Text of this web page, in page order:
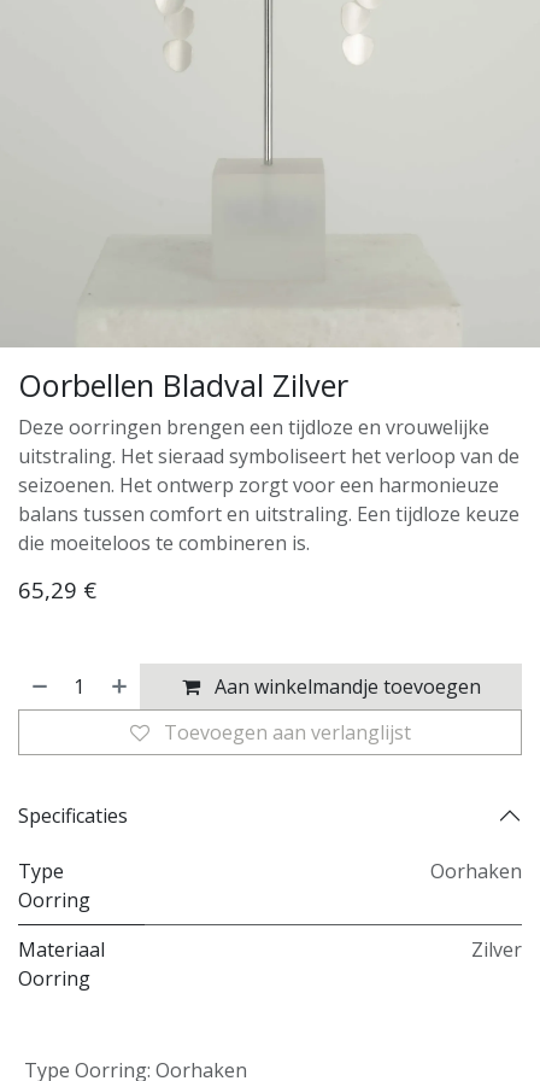
Oorbellen Bladval Zilver
Deze oorringen brengen een tijdloze en vrouwelijke
uitstraling. Het sieraad symboliseert het verloop van de
seizoenen. Het ontwerp zorgt voor een harmonieuze
balans tussen comfort en uitstraling. Een tijdloze keuze
die moeiteloos te combineren is.
65,29 €
Aan winkelmandje toevoegen
Toevoegen aan verlanglijst
Specificaties
Type
Oorring
Oorhaken
Materiaal
Oorring
Zilver
Type Oorring: Oorhaken